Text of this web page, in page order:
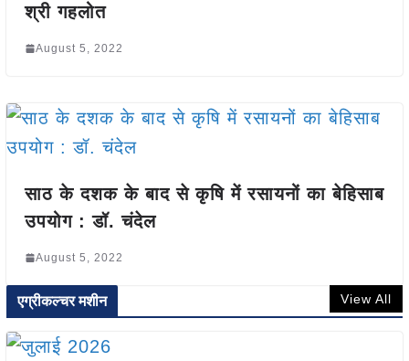
श्री गहलोत
August 5, 2022
साठ के दशक के बाद से कृषि में रसायनों का बेहिसाब
उपयोग : डॉ. चंदेल
August 5, 2022
एग्रीकल्चर मशीन View All